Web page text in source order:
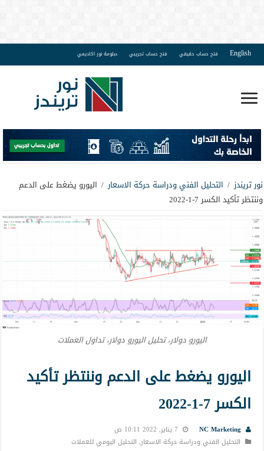
English فتح حساب حقيقي فتح حساب تجريبي دبلومة نور اكاديمي
نور تريندز / التحليل الفني ودراسة حركة الاسعار / اليورو يضغط على الدعم
وننتظر تأكيد الكسر 7-1-2022
اليورو دولار، تحليل اليورو دولار، تداول العملات
اليورو يضغط على الدعم وننتظر تأكيد
الكسر 7-1-2022
NC Marketing
7 يناير, 2022 10:11 ص
التحليل الفني ودراسة حركة الاسعار, التحليل اليومي للعملات